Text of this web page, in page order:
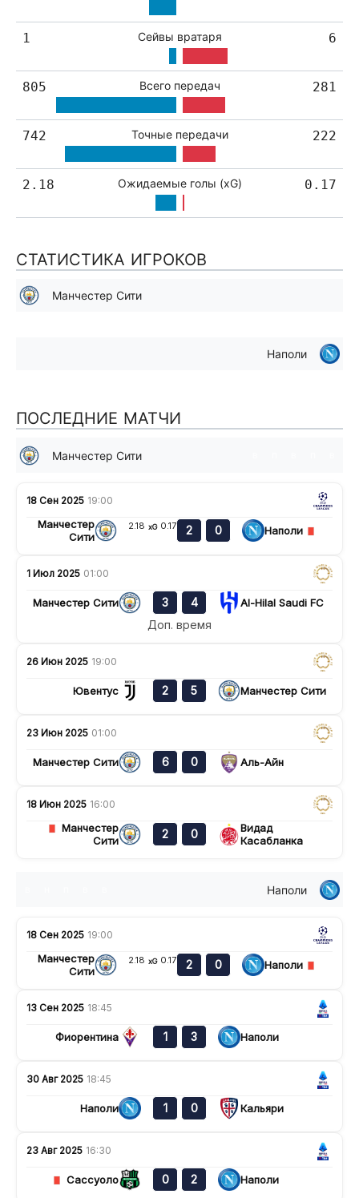
1 Сейвы вратаря 6
805 Всего передач 281
742 Точные передачи 222
2.18 Ожидаемые голы (xG) 0.17
СТАТИСТИКА ИГРОКОВ
Манчестер Сити
Наполи
ПОСЛЕДНИЕ МАТЧИ
Манчестер Сити
18 Сен 2025 19:00
Манчестер
Сити
2.18 xG 0.17 2 0 Наполи
1 Июл 2025 01:00
Манчестер Сити 3 4 Al-Hilal Saudi FC
Доп. время
26 Июн 2025 19:00
Ювентус 2 5 Манчестер Сити
23 Июн 2025 01:00
Манчестер Сити 6 0 Аль-Айн
18 Июн 2025 16:00
Манчестер
Сити
2 0
Видад
Касабланка
Наполи
18 Сен 2025 19:00
Манчестер
Сити
2.18 xG 0.17 2 0 Наполи
13 Сен 2025 18:45
Фиорентина 1 3 Наполи
30 Авг 2025 18:45
Наполи 1 0 Кальяри
23 Авг 2025 16:30
Сассуоло 0 2 Наполи